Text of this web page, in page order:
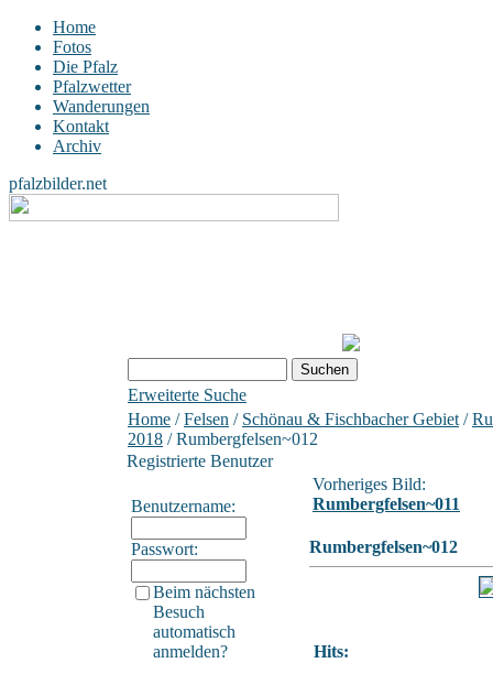
Home
Fotos
Die Pfalz
Pfalzwetter
Wanderungen
Kontakt
Archiv
pfalzbilder.net
Erweiterte Suche
Home /Felsen / Schönau & Fischbacher Gebiet /
2018 / Rumbergfelsen~012
Registrierte Benutzer
Benutzername:
Passwort:
Beim nächsten
Besuch
automatisch
anmelden?
Vorheriges Bild:
Rumbergfelsen~011
Rumbergfelsen~012
Hits: